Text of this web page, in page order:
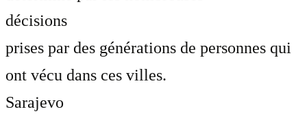
décisions
prises par des générations de personnes qui
ont vécu dans ces villes.
Sarajevo